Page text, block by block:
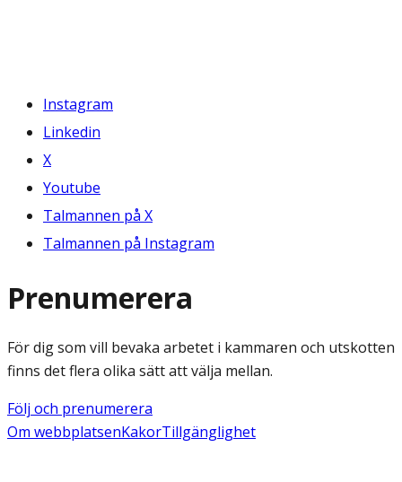
Instagram
Linkedin
X
Youtube
Talmannen på X
Talmannen på Instagram
Prenumerera
För dig som vill bevaka arbetet i kammaren och utskotten
finns det flera olika sätt att välja mellan.
Följ och prenumerera
Om webbplatsenKakorTillgänglighet